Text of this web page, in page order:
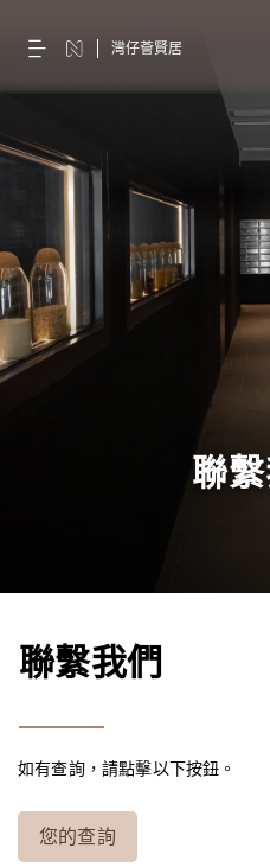
灣仔薈賢居
聯
聯繫我們​​​​​​​​
如有查詢，請點擊以下按鈕。
您的查詢